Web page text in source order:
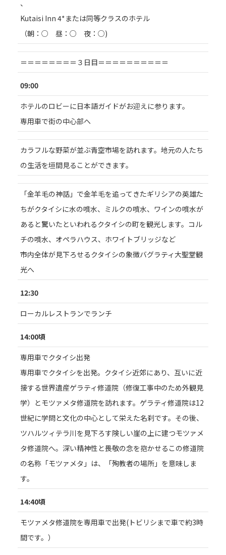
、
Kutaisi Inn 4*または同等クラスのホテル
（朝：○ 昼：○ 夜：○)
＝＝＝＝＝＝＝＝３日目＝＝＝＝＝＝＝＝＝＝
09:00
ホテルのロビーに日本語ガイドがお迎えに参ります。
専用車で街の中心部へ
カラフルな野菜が並ぶ青空市場を訪れます。地元の人たち
の生活を垣間見ることができます。
「金羊毛の神話」で金羊毛を追ってきたギリシアの英雄た
ちがクタイシに水の噴水、ミルクの噴水、ワインの噴水が
あると驚いたといわれるクタイシの町を観光します。コル
チの噴水、オペラハウス、ホワイトブリッジなど
市内全体が見下ろせるクタイシの象徴バグラティ大聖堂観
光へ
12:30
ローカルレストランでランチ
14:00頃
専用車でクタイシ出発
専用車でクタイシを出発。クタイシ近郊にあり、互いに近
接する世界遺産ゲラティ修道院（修復工事中のため外観見
学）とモツァメタ修道院を訪れます。ゲラティ修道院は12
世紀に学問と文化の中心として栄えた名刹です。その後、
ツハルツィテラ川を見下ろす険しい崖の上に建つモツァメ
タ修道院へ。深い精神性と畏敬の念を抱かせるこの修道院
の名称「モツァメタ」は、「殉教者の場所」を意味しま
す。
14:40頃
モツァメタ修道院を専用車で出発(トビリシまで車で約3時
間です。）